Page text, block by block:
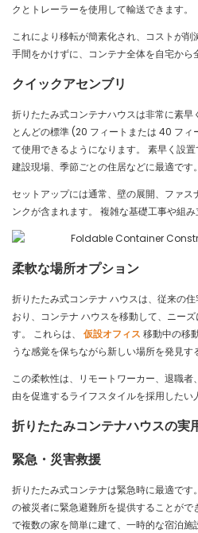
クとトレーラーを使用して輸送できます。
これにより移転が簡素化され、コストが
手間をかけずに、コンテナ全体を自宅から
クイックアセンブリ
折りたたみ式コンテナハウスは非常に素
とんどの標準 (20 フィートまたは 40 フィ
て使用できるようになります。 素早く設
建設現場、季節ごとの住居などに最適です。
セットアップには通常、壁の展開、ファス
ンクが含まれます。 複雑な基礎工事や組み
柔軟な場所オプション
折りたたみ式コンテナ ハウスは、従来の
おり、コンテナ ハウスを移動して、ニー
す。 これらは、 仮設オフィス 移動中の移
うな感覚を保ちながら新しい場所を発見す
この柔軟性は、リモートワーカー、退職
由を促進するライフスタイルを採用したい
折りたたみコンテナハウスの実
緊急・災害救援
折りたたみ式コンテナは緊急時に最適で
の被災者に緊急避難所を提供することが
で複数の家を簡単に建て、一時的な宿泊施